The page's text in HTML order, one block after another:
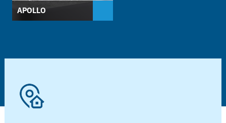
APOLLO